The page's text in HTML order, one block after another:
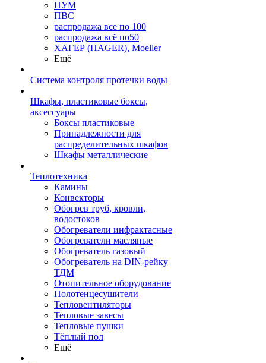
НУМ
ПВС
распродажа все по 100
распродажа всё по50
ХАГЕР (HAGER), Moeller
Ещё
Система контроля протечки воды
Шкафы, пластиковые боксы,
аксессуары
Боксы пластиковые
Принадлежности для
распределительных шкафов
Шкафы металлические
Теплотехника
Камины
Конвекторы
Обогрев труб, кровли,
водостоков
Обогреватели инфрактасные
Обогреватели масляные
Обогреватель газовый
Обогреватель на DIN-рейку
ТДМ
Отопительное оборудование
Полотенцесушители
Тепловентиляторы
Тепловые завесы
Тепловые пушки
Тёплый пол
Ещё